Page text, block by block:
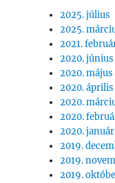
2025. július
2025.
2021.
2020. június
2020. május
2020. április
2020.
2020.
2020. január
2019.
2019.
2019.